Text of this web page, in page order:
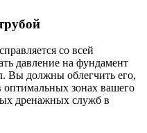
со всей
давление на фундамент
Вы должны облегчить его,
оптимальных зонах вашего
дренажных служб в